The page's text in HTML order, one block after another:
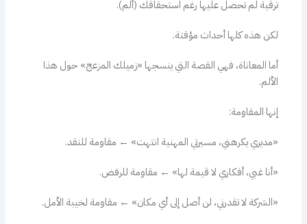
ترقية لم تحصل عليها رغم استحقاقك (ألم).
لكن هذه كلها أحداث مؤقتة.
أما المعاناة، فهي القصة التي ينسجها «زميلك المزعج» حول هذا
الألم.
إنها المقاومة:
«مديري يكرهني، مسيرتي المهنية انتهت» ← مقاومة للنقد.
«أنا غبي، أفكاري لا قيمة لها» ← مقاومة للرفض.
«الشركة لا تقدرني، لن أصل إلى أي مكان» ← مقاومة لخيبة الأمل.